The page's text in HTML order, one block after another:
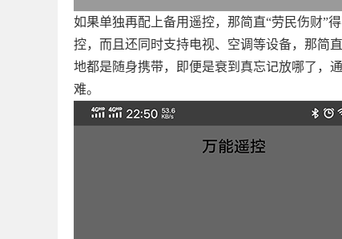
如果单独再配上备用遥控，那简直“劳民伤财”
控，而且还同时支持电视、空调等设备，那简
地都是随身携带，即便是衰到真忘记放哪了，
难。